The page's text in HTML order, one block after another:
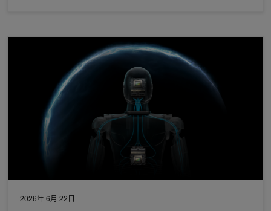
2026年 6月 22日
深入了解适用于机器人的 NVIDIA Halos：适用于物理 AI 的全栈